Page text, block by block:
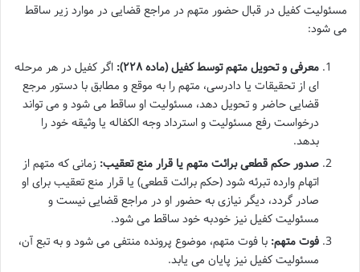
مسئولیت کفیل در قبال حضور متهم در مراجع قضایی در موارد زیر ساقط
می شود:
معرفی و تحویل متهم توسط کفیل (ماده ۲۲۸):
اگر کفیل در هر مرحله
ای از تحقیقات یا دادرسی، متهم را به موقع و مطابق با دستور مرجع
قضایی حاضر و تحویل دهد، مسئولیت او ساقط می شود و می تواند
درخواست رفع مسئولیت و استرداد وجه الکفاله یا وثیقه خود را
بدهد.
صدور حکم قطعی برائت متهم یا قرار منع تعقیب: زمانی که متهم از
اتهام وارده تبرئه شود (حکم برائت قطعی) یا قرار منع تعقیب برای او
صادر گردد، دیگر نیازی به حضور او در مراجع قضایی نیست و
مسئولیت کفیل نیز خودبه خود ساقط می شود.
فوت متهم: با فوت متهم، موضوع پرونده منتفی می شود و به تبع آن،
مسئولیت کفیل نیز پایان می یابد.